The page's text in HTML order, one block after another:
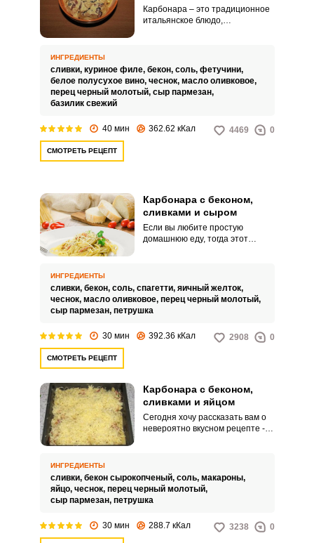
Карбонара – это традиционное
итальянское блюдо,
вкуснейшей Карбонары,
приготовленной с беконом,
курицей и сливками.
ИНГРЕДИЕНТЫ
сливки, куриное филе, бекон, соль, фетучини,
белое полусухое вино, чеснок, масло оливковое,
перец черный молотый, сыр пармезан,
базилик свежий
40 мин 362.62 кКал 4469 0
СМОТРЕТЬ РЕЦЕПТ
Карбонара с беконом,
сливками и сыром
Если вы любите простую
домашнюю еду, тогда этот
приготовленной с беконом,
сливками и сыром.
ИНГРЕДИЕНТЫ
сливки, бекон, соль, спагетти, яичный желток,
чеснок, масло оливковое, перец черный молотый,
сыр пармезан, петрушка
30 мин 392.36 кКал 2908 0
СМОТРЕТЬ РЕЦЕПТ
Карбонара с беконом,
сливками и яйцом
Сегодня хочу рассказать вам о
невероятно вкусном рецепте -
угощением для ваших близких и
друзей.
ИНГРЕДИЕНТЫ
сливки, бекон сырокопченый, соль, макароны,
яйцо, чеснок, перец черный молотый,
сыр пармезан, петрушка
30 мин 288.7 кКал 3238 0